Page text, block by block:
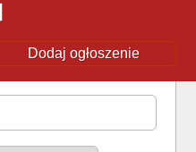
Dodaj ogłoszenie